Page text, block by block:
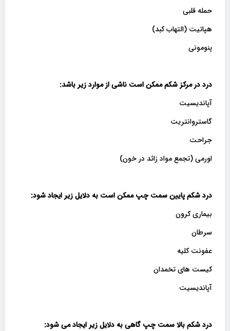
حمله قلبی
هپاتیت (التهاب کبد)
پنومونی
درد در مرکز شکم ممکن است ناشی از موارد زیر باشد:
آپاندیسیت
گاستروانتریت
جراحت
اورمی (تجمع مواد زائد در خون)
درد شکم پایین سمت چپ ممکن است به دلایل زیر ایجاد شود:
بیماری کرون
سرطان
عفونت کلیه
کیست های تخمدان
آپاندیسیت
درد شکم بالا سمت چپ گاهی به دلایل زیر ایجاد می شود: